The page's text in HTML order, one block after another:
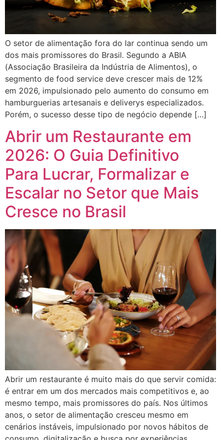
O setor de alimentação fora do lar continua sendo um
dos mais promissores do Brasil. Segundo a ABIA
(Associação Brasileira da Indústria de Alimentos), o
segmento de food service deve crescer mais de 12%
em 2026, impulsionado pelo aumento do consumo em
hamburguerias artesanais e deliverys especializados.
Porém, o sucesso desse tipo de negócio depende […]
Abrir um Restaurante em
2026: O Guia Definitivo
Para Lucrar, Formalizar e
Escalar no Setor que Mais
Cresce no Brasil
Abrir um restaurante é muito mais do que servir comida:
é entrar em um dos mercados mais competitivos e, ao
mesmo tempo, mais promissores do país. Nos últimos
anos, o setor de alimentação cresceu mesmo em
cenários instáveis, impulsionado por novos hábitos de